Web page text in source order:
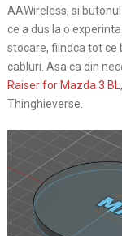
AAWireless, si
ce a dus la o
stocare, fiindca tot ce
cabluri. Asa ca din
Raiser for Mazda 3 BL
Thinghieverse.